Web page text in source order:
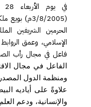
(3/8/2005م)
الحرمين الشريفين
الإسلامي، وعمق
فاعل في مجال رأب
الفاعل في مجال
ومنظمة الدول
علاوةً على أياديه
والإنسانية، ودعم